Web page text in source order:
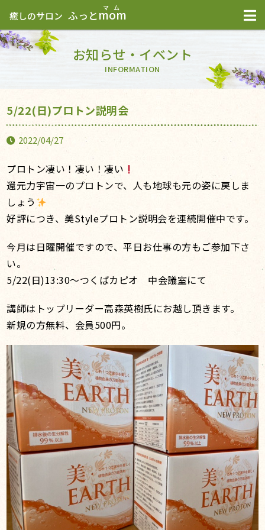
癒しのサロン ふっとmom
お知らせ・イベント
INFORMATION
5/22(日)プロトン説明会
2022/04/27
プロトン凄い！凄い！凄い
還元力宇宙一のプロトンで、人も地球も元の姿に戻しま
しょう
好評につき、美Styleプロトン説明会を連続開催中です。
今月は日曜開催ですので、平日お仕事の方もご参加下さ
い。
5/22(日)13:30〜つくばカピオ 中会議室にて
講師はトップリーダー高森英樹氏にお越し頂きます。
新規の方無料、会員500円。